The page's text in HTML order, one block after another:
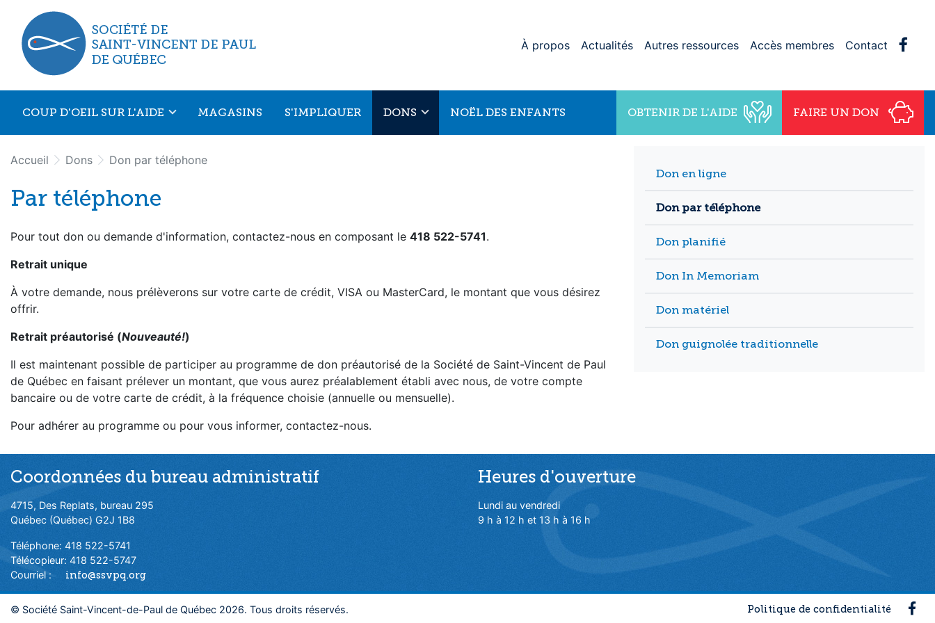
Aller au menu principal
Aller au contenu principal
À propos Actualités Autres ressources Accès membres Contact
COUP D'OEIL SUR L'AIDE MAGASINS S'IMPLIQUER DONS NOËL DES ENFANTS OBTENIR DE L'AIDE FAIRE UN DON
Accueil Dons Don par téléphone
Par téléphone
Pour tout don ou demande d'information, contactez-nous en composant le 418 522-5741.
Retrait unique
À votre demande, nous prélèverons sur votre carte de crédit, VISA ou MasterCard, le montant que vous désirez
offrir.
Retrait préautorisé (Nouveauté!)
Il est maintenant possible de participer au programme de don préautorisé de la Société de Saint-Vincent de Paul
de Québec en faisant prélever un montant, que vous aurez préalablement établi avec nous, de votre compte
bancaire ou de votre carte de crédit, à la fréquence choisie (annuelle ou mensuelle).
Pour adhérer au programme ou pour vous informer, contactez-nous.
Don en ligne
Don par téléphone
Don planifié
Don In Memoriam
Don matériel
Don guignolée traditionnelle
Coordonnées du bureau administratif
4715, Des Replats, bureau 295
Québec (Québec) G2J 1B8
Téléphone: 418 522-5741
Télécopieur: 418 522-5747
Courriel :
info@ssvpq.org
Heures d'ouverture
Lundi au vendredi
9 h à 12 h et 13 h à 16 h
© Société Saint-Vincent-de-Paul de Québec 2026. Tous droits réservés. Politique de confidentialité